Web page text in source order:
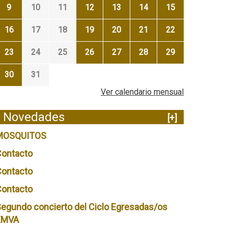
9 10 11 12 13 14 15
16 17 18 19 20 21 22
23 24 25 26 27 28 29
30
31
Ver calendario mensual
Novedades
[+]
concierto del Ciclo Egresadas/os